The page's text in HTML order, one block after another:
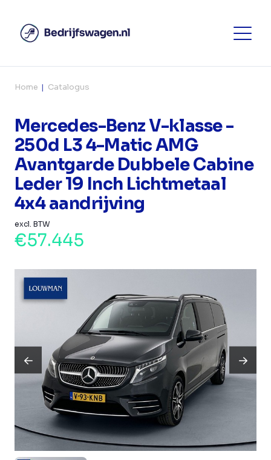
Home Catalogus
Mercedes-Benz V-klasse -
250d L3 4-Matic AMG
Avantgarde Dubbele Cabine
Leder 19 Inch Lichtmetaal
4x4 aandrijving
excl. BTW
€57.445